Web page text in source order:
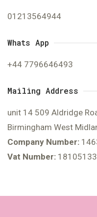
01213564944
Whats App
+44 7796646493
Mailing Address
unit 14 509 Aldridge
Birmingham West
Company Number:
Vat Number: